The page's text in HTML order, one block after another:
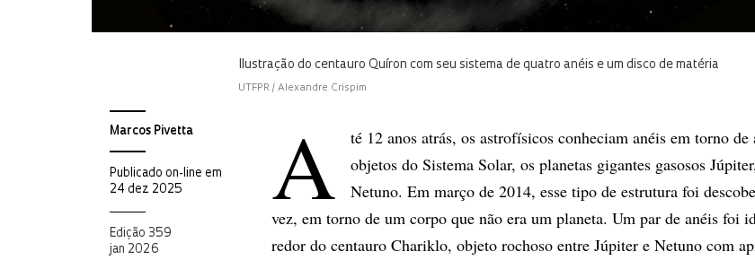
Ilustração do centauro Quíron com seu sistema de quatro anéis e um disco de matéria
UTFPR / Alexandre Crispim
Marcos Pivetta
Publicado on-line em
24 dez 2025
Edição 359
jan 2026
A
té 12 anos atrás, os astrofísicos conheciam anéis em torno de
objetos do Sistema Solar, os planetas gigantes gasosos
Netuno. Em março de 2014, esse tipo de estrutura foi
vez, em torno de um corpo que não era um planeta. Um par de anéis foi
redor do centauro Chariklo, objeto rochoso entre Júpiter e Netuno com